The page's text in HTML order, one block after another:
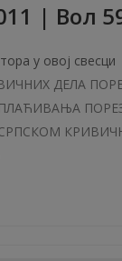
| Вол
у овој свесци
ДЕЛА